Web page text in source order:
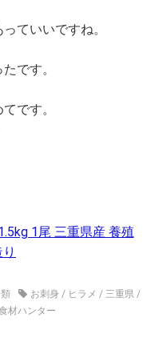
ていいですね。
です。
です。
1尾 三重県産 養殖
お刺身 / ヒラメ / 三重県/
材ハンター